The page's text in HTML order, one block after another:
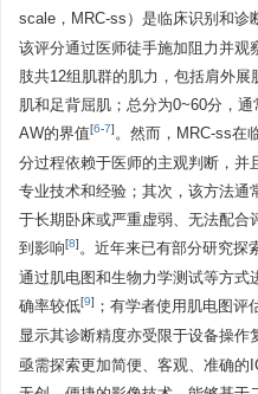
scale，MRC-ss）是临床识别和诊
该评分通过医师徒手施加阻力并观
肢共12组肌群的肌力，包括肩外
肌和足背屈肌；总分为0~60分，
AW的界值[6-7]。然而，MRC-ss在
分过程依赖于医师的主观判断，并
专业技术和经验；其次，该方法通
于长期卧床或严重虚弱、无法配合
到影响[8]。近年来已有部分研究探
通过肌电图和生物力学测试等方式
确率较低[9] ；有学者使用肌电图
显示其诊断精度亦受限于设备操作
亟需探索更加简便、客观、准确